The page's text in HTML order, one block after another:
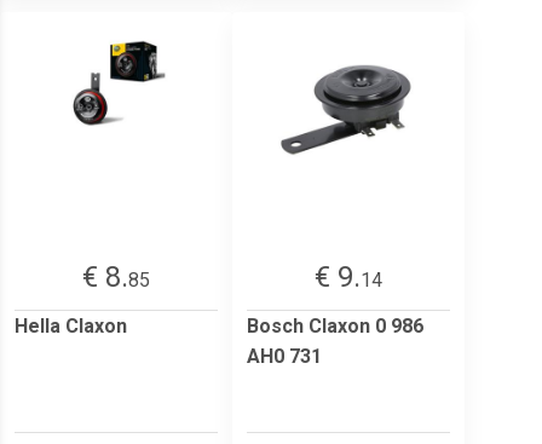
€ 8.85
Hella Claxon
€ 9.14
Bosch Claxon 0 986
AH0 731